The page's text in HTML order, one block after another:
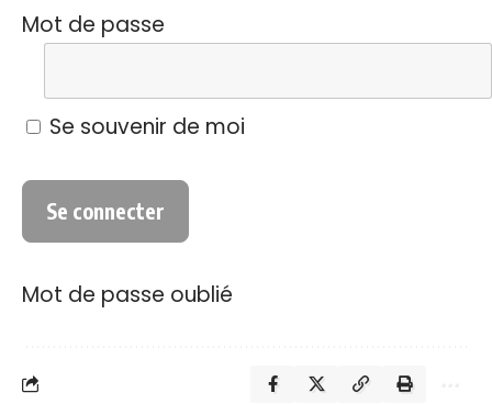
Mot de passe
Se souvenir de moi
Mot de passe oublié